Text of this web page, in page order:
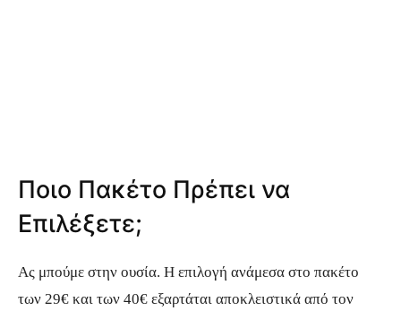
Ποιο Πακέτο Πρέπει να
Επιλέξετε;
Ας μπούμε στην ουσία. Η επιλογή ανάμεσα στο πακέτο
των 29€ και των 40€ εξαρτάται αποκλειστικά από τον